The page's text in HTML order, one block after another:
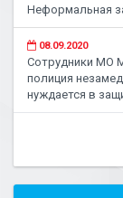
Неформальная
08.09.2020
Сотрудники МО
полиция
нуждается в